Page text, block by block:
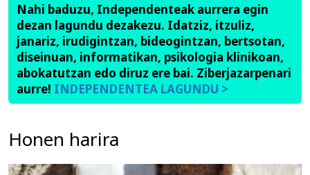
Nahi baduzu, Independenteak aurrera egin
dezan lagundu dezakezu. Idatziz, itzuliz,
janariz, irudigintzan, bideogintzan, bertsotan,
diseinuan, informatikan, psikologia klinikoan,
abokatutzan edo diruz ere bai. Ziberjazarpenari
aurre! INDEPENDENTEA LAGUNDU >
Honen harira